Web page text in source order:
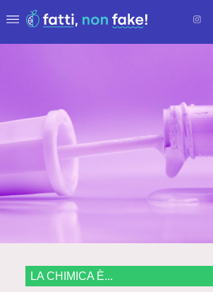
LA CHIMICA È...